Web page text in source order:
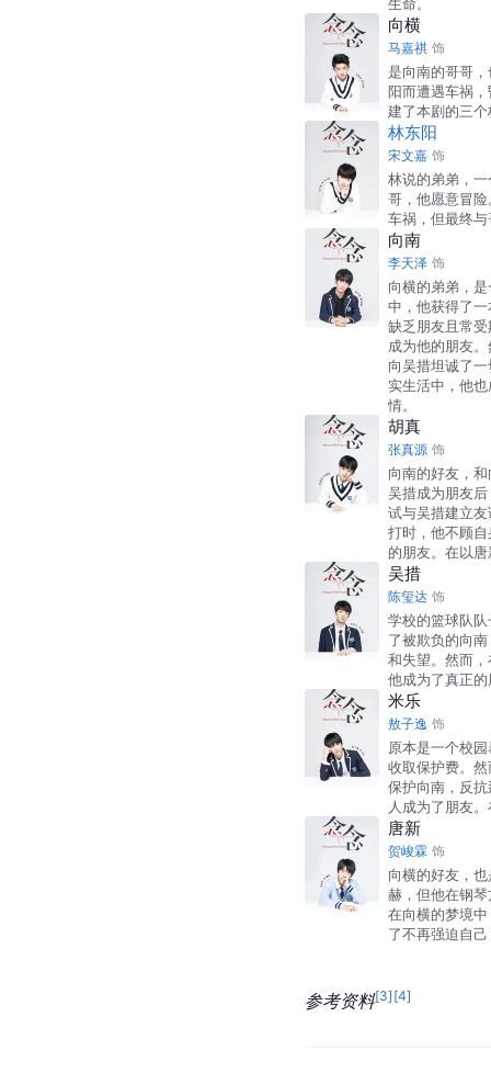
向横
马嘉祺 饰
是向南的哥哥
阳而遭遇车祸
建了本剧的三
林东阳
宋文嘉 饰
林说的弟弟，
哥，他愿意冒
车祸，但最终
向南
李天泽 饰
向横的弟弟，
中，他获得了
缺乏朋友且常
成为他的朋友
向吴措坦诚了
实生活中，他
情。
胡真
张真源 饰
向南的好友，
吴措成为朋友
试与吴措建立
打时，他不顾
的朋友。在以
吴措
陈玺达 饰
学校的篮球队
了被欺负的向
和失望。然而
他成为了真正
米乐
敖子逸 饰
原本是一个校
收取保护费。
保护向南，反
人成为了朋友
唐新
贺峻霖 饰
向横的好友，
赫，但他在钢
在向横的梦境
了不再强迫自
参考资料[3] [4]